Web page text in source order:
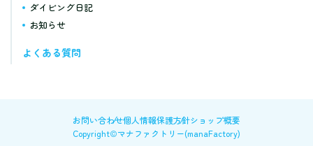
ダイビング日記
お知らせ
よくある質問
お問い合わせ個人情報保護方針ショップ概要
Copyright©マナファクトリー(manaFactory)